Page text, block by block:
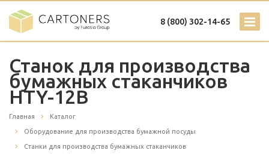
8 (800) 302-14-65
Станок для производства
бумажных стаканчиков
HTY-12B
Главная Каталог
Оборудование для производства бумажной посуды
Станки для производства бумажных стаканчиков